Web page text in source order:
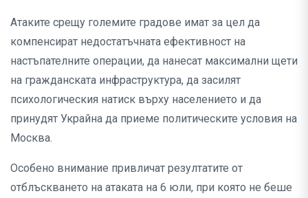
Атаките срещу големите градове имат за цел да
компенсират недостатъчната ефективност на
настъпателните операции, да нанесат максимални щети
на гражданската инфраструктура, да засилят
психологическия натиск върху населението и да
принудят Украйна да приеме политическите условия на
Москва.
Особено внимание привличат резултатите от
отблъскването на атаката на 6 юли, при която не беше